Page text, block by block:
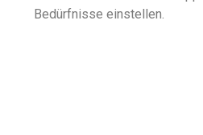
Bedürfnisse einstellen.